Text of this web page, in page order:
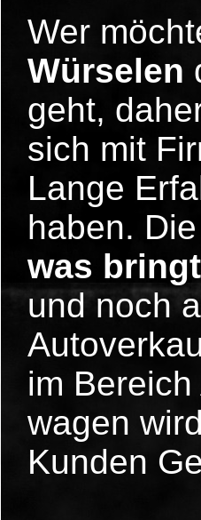
Wer
Würselen
geht,
sich mit
Lange
haben.
was
und noch
im
wagen
Kunden